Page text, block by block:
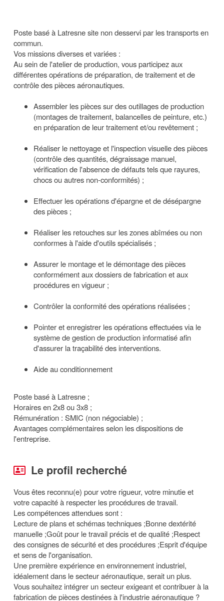
Poste basé à Latresne site non desservi par les transports en
commun.
Vos missions diverses et variées :
Au sein de l'atelier de production, vous participez aux
différentes opérations de préparation, de traitement et de
contrôle des pièces aéronautiques.
Assembler les pièces sur des outillages de production
(montages de traitement, balancelles de peinture, etc.)
en préparation de leur traitement et/ou revêtement ;
Réaliser le nettoyage et l'inspection visuelle des pièces
(contrôle des quantités, dégraissage manuel,
vérification de l'absence de défauts tels que rayures,
chocs ou autres non-conformités) ;
Effectuer les opérations d'épargne et de désépargne
des pièces ;
Réaliser les retouches sur les zones abîmées ou non
conformes à l'aide d'outils spécialisés ;
Assurer le montage et le démontage des pièces
conformément aux dossiers de fabrication et aux
procédures en vigueur ;
Contrôler la conformité des opérations réalisées ;
Pointer et enregistrer les opérations effectuées via le
système de gestion de production informatisé afin
d'assurer la traçabilité des interventions.
Aide au conditionnement
Poste basé à Latresne ;
Horaires en 2x8 ou 3x8 ;
Rémunération : SMIC (non négociable) ;
Avantages complémentaires selon les dispositions de
l'entreprise.
Le profil recherché
Vous êtes reconnu(e) pour votre rigueur, votre minutie et
votre capacité à respecter les procédures de travail.
Les compétences attendues sont :
Lecture de plans et schémas techniques ;Bonne dextérité
manuelle ;Goût pour le travail précis et de qualité ;Respect
des consignes de sécurité et des procédures ;Esprit d'équipe
et sens de l'organisation.
Une première expérience en environnement industriel,
idéalement dans le secteur aéronautique, serait un plus.
Vous souhaitez intégrer un secteur exigeant et contribuer à la
fabrication de pièces destinées à l'industrie aéronautique ?